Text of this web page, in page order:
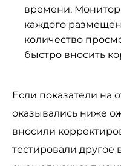
времени.
каждого
количество
быстро вносить
Если показатели на
оказывались ниже
вносили
тестировали